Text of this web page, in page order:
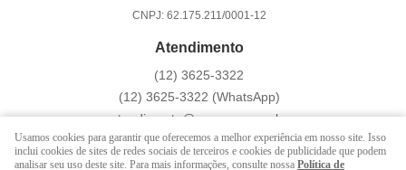
CNPJ: 62.175.211/0001-12
Atendimento
(12) 3625-3322
(12) 3625-3322 (WhatsApp)
atendimento@agaesse.com.br
Usamos cookies para garantir que oferecemos a melhor experiência em nosso site. Isso
inclui cookies de sites de redes sociais de terceiros e cookies de publicidade que podem
analisar seu uso deste site. Para mais informações, consulte nossa Política de